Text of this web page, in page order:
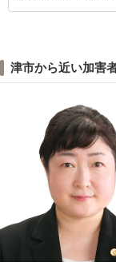
津市から近い加害